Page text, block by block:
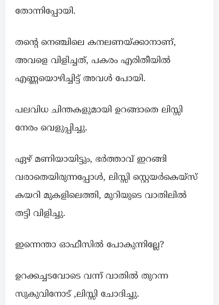
തോന്നിപ്പോയി.
തൻ്റെ നെഞ്ചിലെ കനലണയ്ക്കാനാണ്,
അവളെ വിളിച്ചത്, പകരം എരിതീയിൽ
എണ്ണയൊഴിച്ചിട്ട് അവൾ പോയി.
പലവിധ ചിന്തകളുമായി ഉറങ്ങാതെ ലിസ്സി
നേരം വെളുപ്പിച്ചു.
ഏഴ് മണിയായിട്ടും, ഭർത്താവ് ഇറങ്ങി
വരാതെയിരുന്നപ്പോൾ, ലിസ്സി സ്റ്റെയർകെയ്സ്
കയറി മുകളിലെത്തി, മുറിയുടെ വാതിലിൽ
തട്ടി വിളിച്ചു.
ഇന്നെന്താ ഓഫീസിൽ പോകുന്നില്ലേ?
ഉറക്കച്ചടവോടെ വന്ന് വാതിൽ തുറന്ന
സുകുവിനോട് ,ലിസ്സി ചോദിച്ചു.